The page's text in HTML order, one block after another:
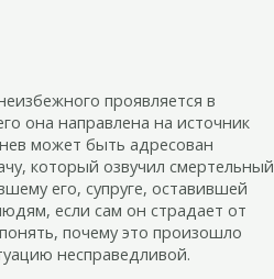
проявляется в
она направлена на источник
может быть адресован
который озвучил смертельный
его, супруге, оставившей
если сам он страдает от
почему это произошло
несправедливой.